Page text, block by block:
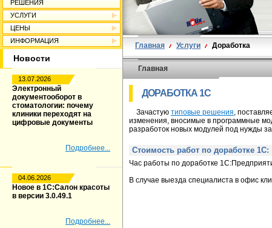
РЕШЕНИЯ
УСЛУГИ
ЦЕНЫ
ИНФОРМАЦИЯ
Новости
13.07.2026
Электронный
документооборот в
стоматологии: почему
клиники переходят на
цифровые документы
Подробнее...
04.06.2026
Новое в 1С:Салон красоты
в версии 3.0.49.1
Подробнее...
Главная Услуги Доработка
Главная
ДОРАБОТКА 1С
Зачастую типовые решения,
изменения, вносимые в программные
разработок новых модулей под нужды
Стоимость работ по доработке 1С:
Час работы по доработке
В случае выезда специалиста в офис